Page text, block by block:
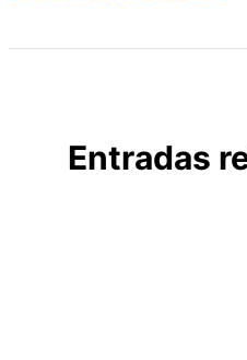
Entradas